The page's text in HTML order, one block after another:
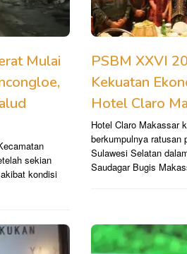
Mulai
sekian
kondisi
PSBM XXVI
Kekuatan
Hotel Claro
Hotel Claro Makassar
berkumpulnya ratusan
Sulawesi Selatan
Saudagar Bugis